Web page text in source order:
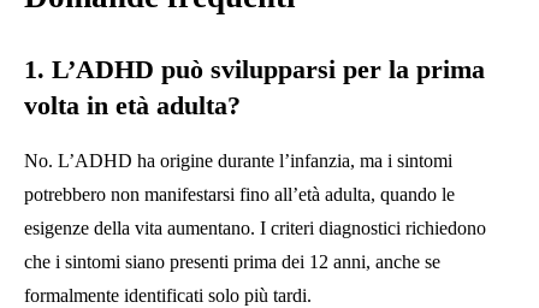
1. L’ADHD può svilupparsi per la prima
volta in età adulta?
No. L’ADHD ha origine durante l’infanzia, ma i sintomi
potrebbero non manifestarsi fino all’età adulta, quando le
esigenze della vita aumentano. I criteri diagnostici richiedono
che i sintomi siano presenti prima dei 12 anni, anche se
formalmente identificati solo più tardi.